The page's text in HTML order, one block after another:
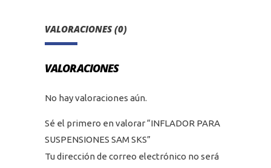
VALORACIONES (0)
VALORACIONES
No hay valoraciones aún.
Sé el primero en valorar “INFLADOR PARA
SUSPENSIONES SAM SKS”
Tu dirección de correo electrónico no será